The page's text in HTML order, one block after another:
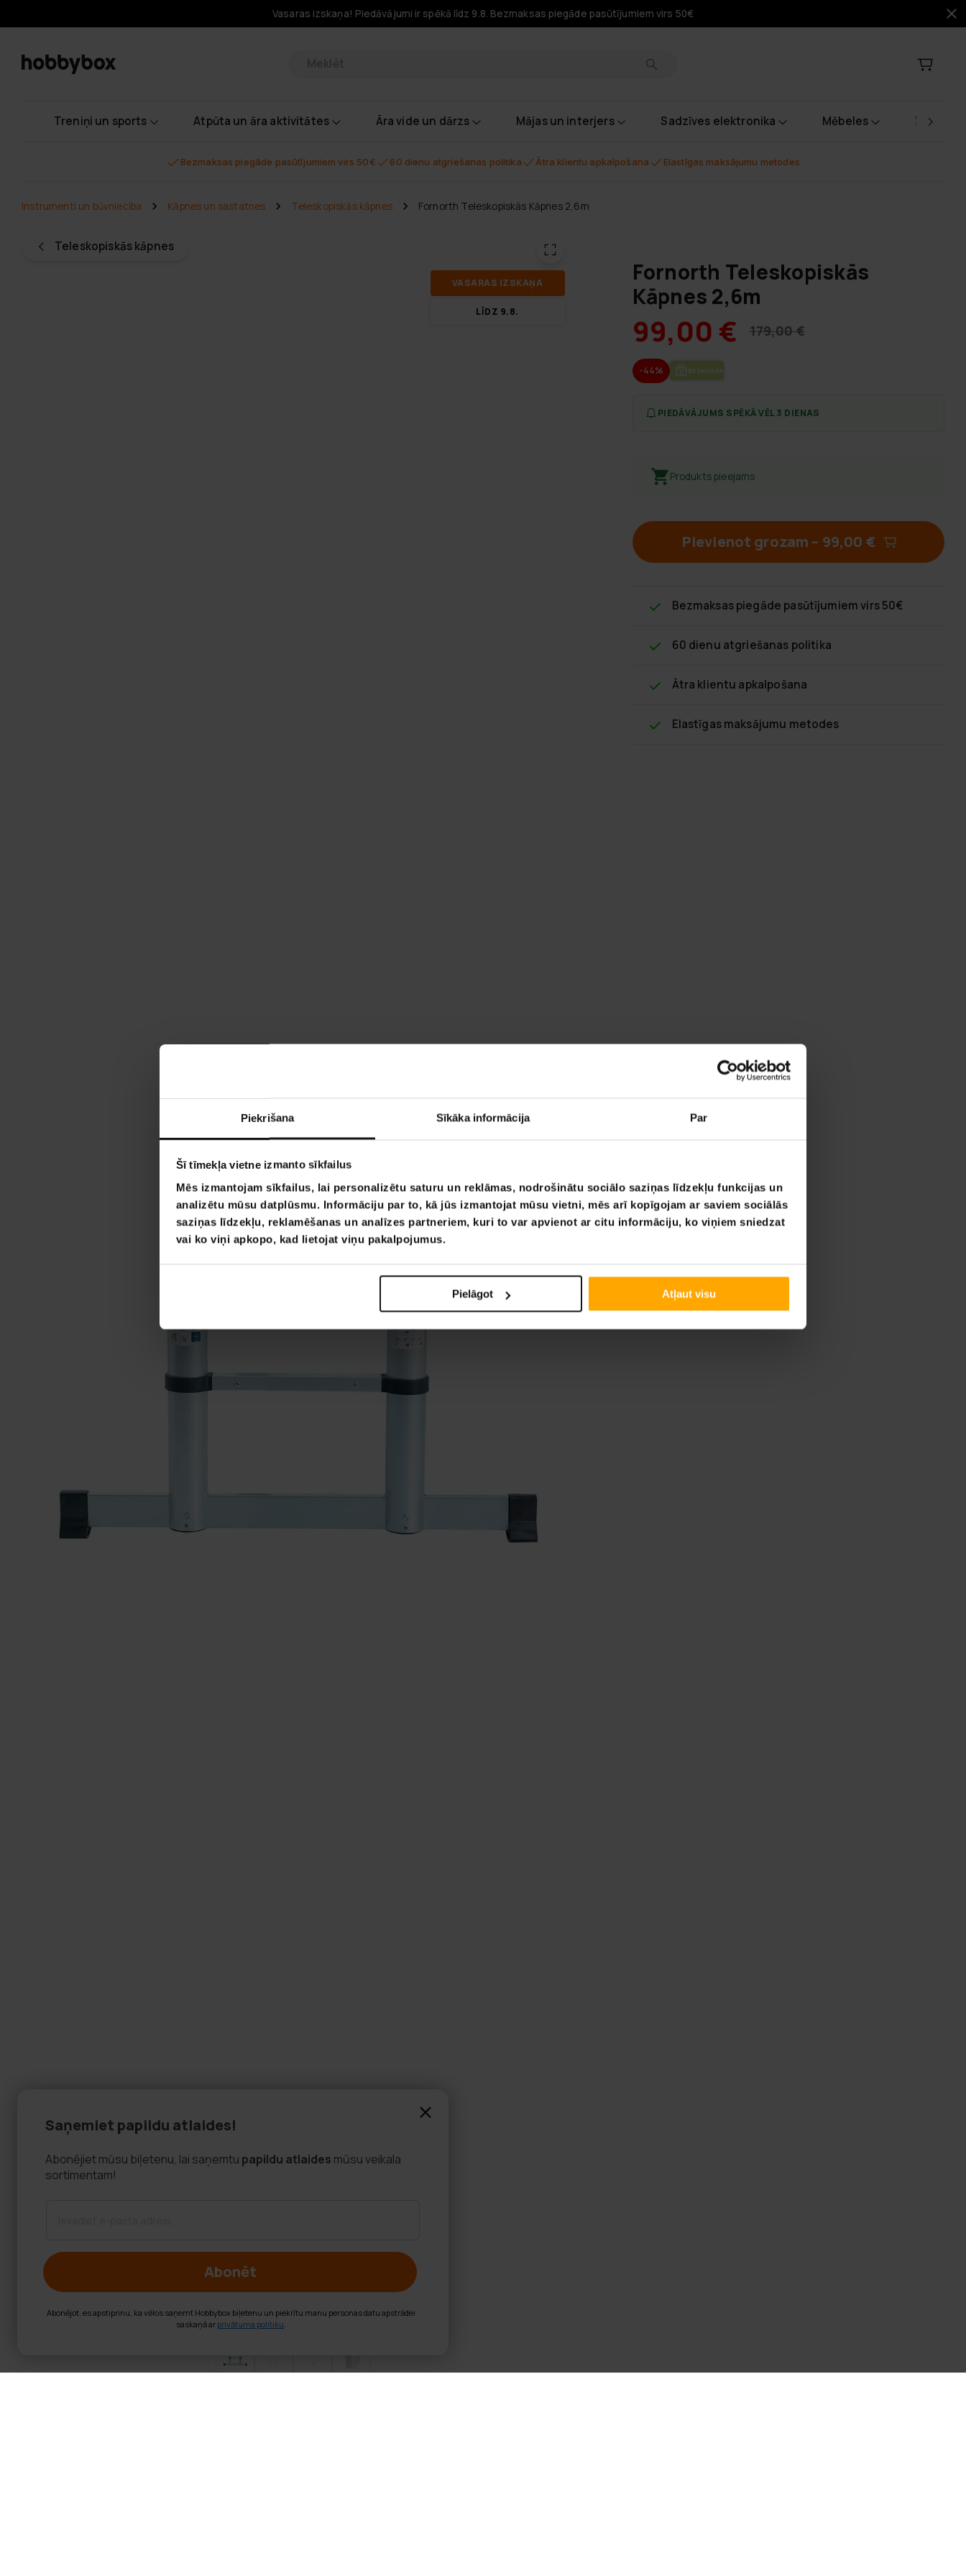
Piekrišana Sīkāka informācija Par
Šī tīmekļa vietne izmanto sīkfailus
Mēs izmantojam sīkfailus, lai personalizētu saturu un reklāmas, nodrošinātu sociālo saziņas līdzekļu funkcijas un
analizētu mūsu datplūsmu. Informāciju par to, kā jūs izmantojat mūsu vietni, mēs arī kopīgojam ar saviem sociālās
saziņas līdzekļu, reklamēšanas un analīzes partneriem, kuri to var apvienot ar citu informāciju, ko viņiem sniedzat
vai ko viņi apkopo, kad lietojat viņu pakalpojumus.
Pielāgot Atļaut visu
Vasaras izskaņa! Piedāvājumi ir spēkā līdz 9.8. Bezmaksas piegāde pasūtījumiem virs 50€
Treniņi un sports Atpūta un āra aktivitātes Āra vide un dārzs Mājas un interjers Sadzīves elektronika Mēbeles
Bezmaksas piegāde pasūtījumiem virs 50€ 60 dienu atgriešanas politika Ātra klientu apkalpošana Elastīgas maksājumu metodes
Teleskopiskās kāpnes
Instrumenti un būvniecība Kāpnes un sastatnes Teleskopiskās kāpnes Fornorth Teleskopiskās Kāpnes 2,6m
VA­SA­RAS IZ­SKA­ŅA
LĪDZ 9.8.
Fornorth Teleskopiskās
Kāpnes 2,6m
99,00 € 179,00 €
-44% BEZ­MAK­SAS PIE­GĀ­DE
PIEDĀVĀJUMS SPĒKĀ VĒL 3 DIENAS
Produkts pieejams
Pievienot grozam – 99,00 €
Bezmaksas piegāde pasūtījumiem virs 50€
60 dienu atgriešanas politika
Ātra klientu apkalpošana
Elastīgas maksājumu metodes
Saņemiet papildu atlaides!
Abonējiet mūsu biļetenu, lai saņemtu papildu atlaides mūsu veikala
sortimentam!
Abonēt
Abonējot, es apstiprinu, ka vēlos saņemt Hobbybox biļetenu un piekrītu manu personas datu apstrādei
saskaņā ar privātuma politiku.